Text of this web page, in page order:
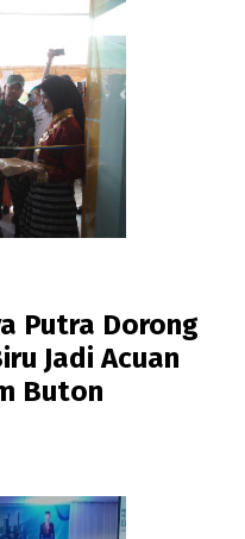
Putra Dorong
Jadi Acuan
Buton